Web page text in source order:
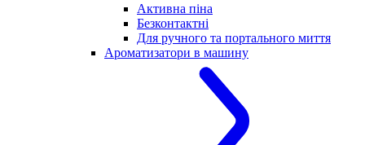
Активна піна
Безконтактні
Для ручного та портального миття
Ароматизатори в машину